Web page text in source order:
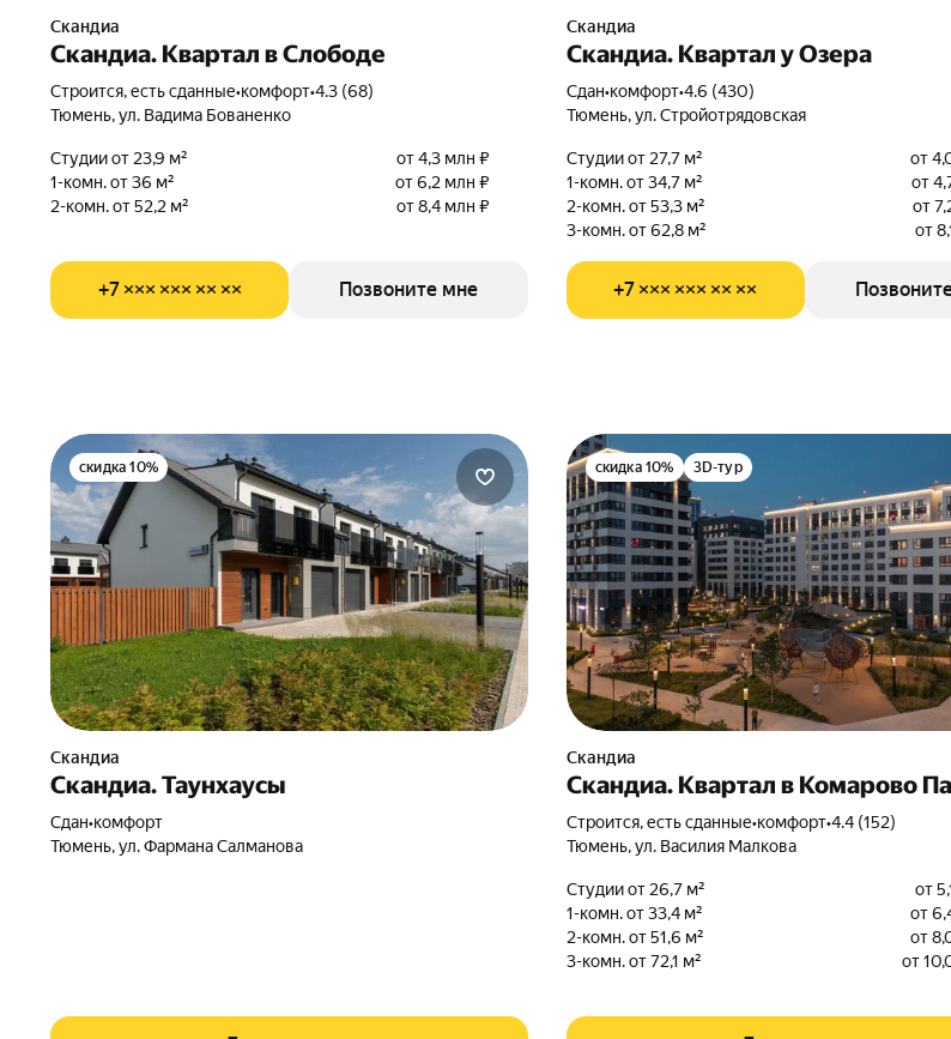
Скандиа
Скандиа. Квартал в Слободе
Строится, есть сданные•комфорт•4.3 (68)
Тюмень, ул. Вадима Бованенко
Студии от 23,9 м²
от 4,3 млн ₽
1-комн. от 36 м²
от 6,2 млн ₽
2-комн. от 52,2 м²
от 8,4 млн ₽
+7 ××× ××× ×× ×× Позвоните мне
Скандиа
Скандиа. Квартал у Озера
Сдан•комфорт•4.6 (430)
Тюмень, ул. Стройотрядовская
Студии от 27,7 м²
от
1-комн. от 34,7 м²
от
2-комн. от 53,3 м²
от
3-комн. от 62,8 м²
от
+7 ××× ××× ×× ××
скидка 10%
Скандиа
Скандиа. Таунхаусы
Сдан•комфорт
Тюмень, ул. Фармана Салманова
скидка 10% 3D-тур
Скандиа
Скандиа. Квартал в Комарово
Строится, есть сданные•комфорт•4.4 (152)
Тюмень, ул. Василия Малкова
Студии от 26,7 м²
от
1-комн. от 33,4 м²
от
2-комн. от 51,6 м²
от
3-комн. от 72,1 м²
от